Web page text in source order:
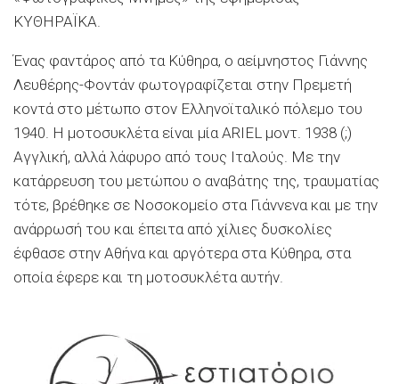
ΚΥΘΗΡΑΪΚΑ.
Ένας φαντάρος από τα Κύθηρα, ο αείμνηστος Γιάννης
Λευθέρης-Φοντάν φωτογραφίζεται στην Πρεμετή
κοντά στο μέτωπο στον Ελληνοϊταλικό πόλεμο του
1940. Η μοτοσυκλέτα είναι μία ARIEL μοντ. 1938 (;)
Αγγλική, αλλά λάφυρο από τους Ιταλούς. Με την
κατάρρευση του μετώπου ο αναβάτης της, τραυματίας
τότε, βρέθηκε σε Νοσοκομείο στα Γιάννενα και με την
ανάρρωσή του και έπειτα από χίλιες δυσκολίες
έφθασε στην Αθήνα και αργότερα στα Κύθηρα, στα
οποία έφερε και τη μοτοσυκλέτα αυτήν.